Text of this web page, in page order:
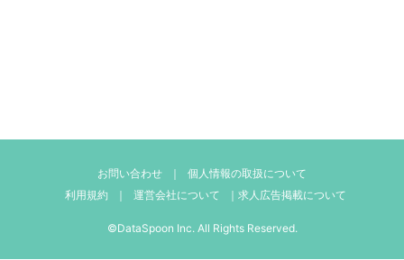
お問い合わせ ｜
個人情報の取扱について
利用規約
｜ 運営会社について ｜ 求人広告掲載について
©DataSpoon Inc. All Rights Reserved.